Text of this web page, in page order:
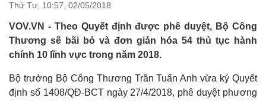
Thứ Tư, 10:57, 02/05/2018
VOV.VN - Theo Quyết định được phê duyệt, Bộ Công
Thương sẽ bãi bỏ và đơn giản hóa 54 thủ tục hành
chính 10 lĩnh vực trong năm 2018.
Bộ trưởng Bộ Công Thương Trần Tuấn Anh vừa ký Quyết
định số 1408/QĐ-BCT ngày 27/4/2018, phê duyệt phương